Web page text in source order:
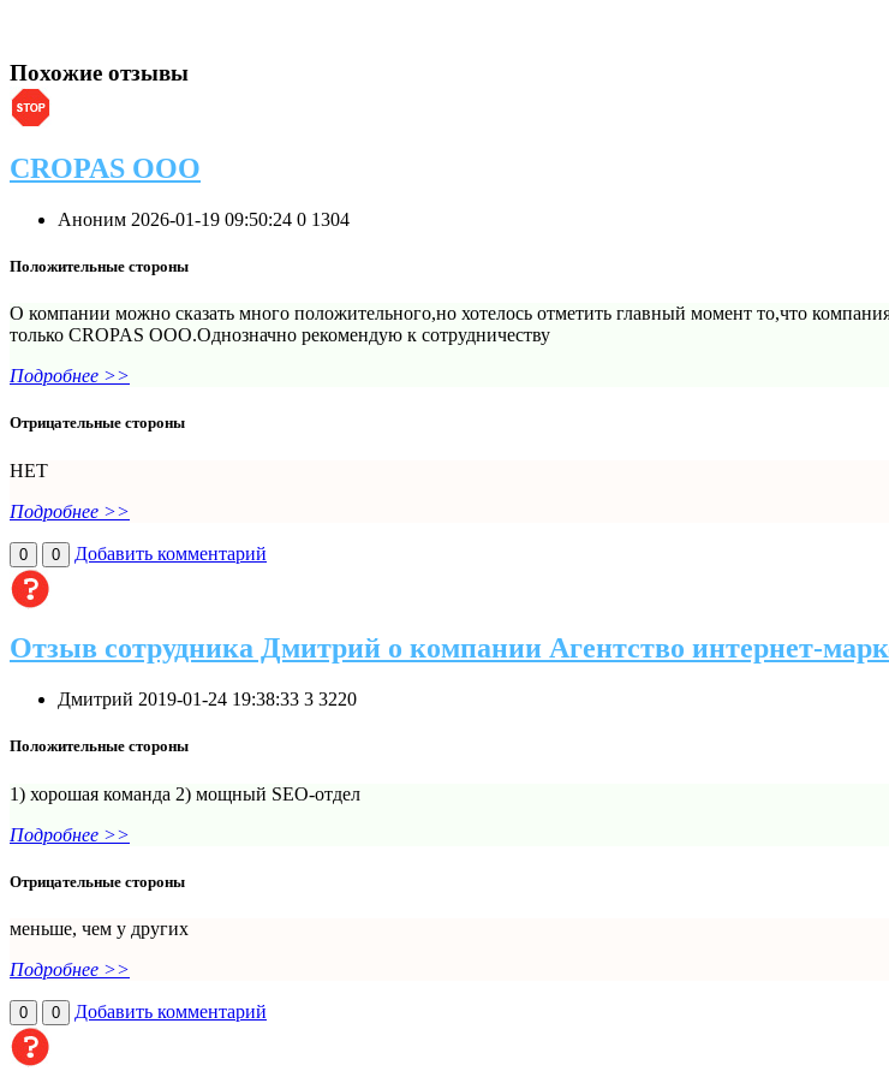
Похожие отзывы
CROPAS OOO
Аноним 2026-01-19 09:50:24 0 1304
Положительные стороны
О компании можно сказать много положительного,но хотелось отметить главный момент то,что
только CROPAS OOO.Однозначно рекомендую к сотрудничеству
Подробнее >>
Отрицательные стороны
НЕТ
Подробнее >>
0 0 Добавить комментарий
Отзыв сотрудника Дмитрий о компании Агентство интернет-
Дмитрий 2019-01-24 19:38:33 3 3220
Положительные стороны
1) хорошая команда 2) мощный SEO-отдел
Подробнее >>
Отрицательные стороны
меньше, чем у других
Подробнее >>
0 0 Добавить комментарий